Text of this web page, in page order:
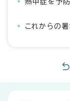
これからの